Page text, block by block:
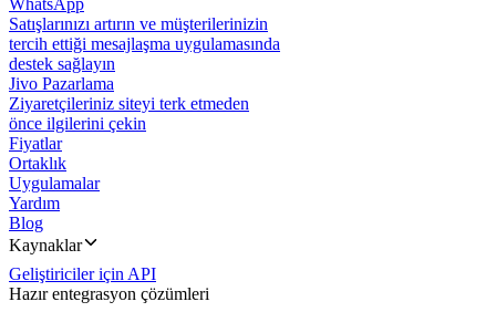
WhatsApp
Satışlarınızı artırın ve müşterilerinizin
tercih ettiği mesajlaşma uygulamasında
destek sağlayın
Jivo Pazarlama
Ziyaretçileriniz siteyi terk etmeden
önce ilgilerini çekin
Fiyatlar
Ortaklık
Uygulamalar
Yardım
Blog
Kaynaklar
Geliştiriciler için API
Hazır entegrasyon çözümleri